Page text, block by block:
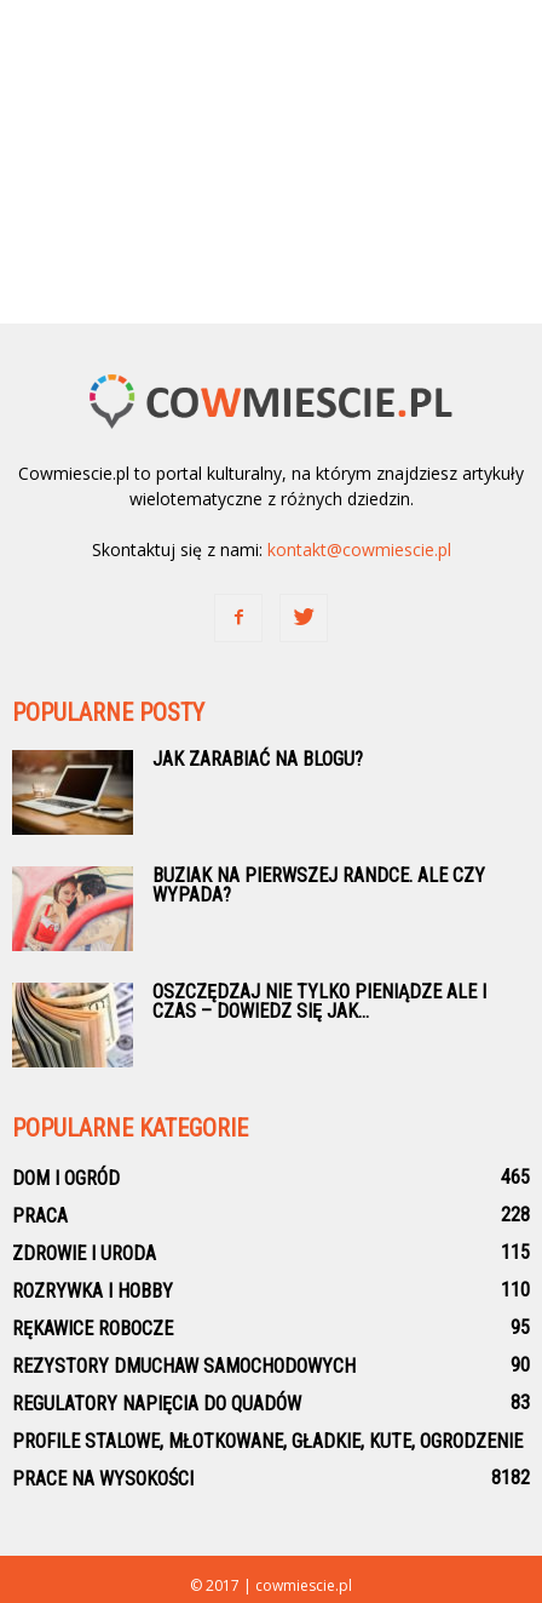
Cowmiescie.pl to portal kulturalny, na którym znajdziesz artykuły
wielotematyczne z różnych dziedzin.
Skontaktuj się z nami: kontakt@cowmiescie.pl
POPULARNE POSTY
JAK ZARABIAĆ NA BLOGU?
BUZIAK NA PIERWSZEJ RANDCE. ALE CZY
WYPADA?
OSZCZĘDZAJ NIE TYLKO PIENIĄDZE ALE I
CZAS – DOWIEDZ SIĘ JAK...
POPULARNE KATEGORIE
DOM I OGRÓD
465
PRACA
228
ZDROWIE I URODA
115
ROZRYWKA I HOBBY
110
RĘKAWICE ROBOCZE
95
REZYSTORY DMUCHAW SAMOCHODOWYCH
90
REGULATORY NAPIĘCIA DO QUADÓW
83
PROFILE STALOWE, MŁOTKOWANE, GŁADKIE, KUTE, OGRODZENIE
82
PRACE NA WYSOKOŚCI 81
© 2017 | cowmiescie.pl